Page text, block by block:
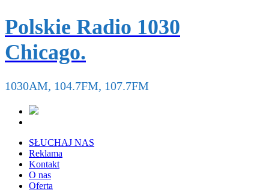
Polskie Radio 1030
Chicago.
1030AM, 104.7FM, 107.7FM
SŁUCHAJ NAS
Reklama
Kontakt
O nas
Oferta